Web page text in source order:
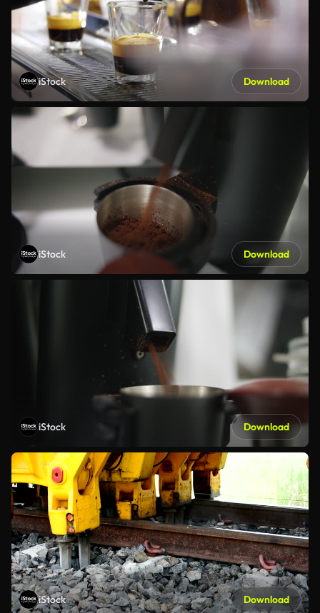
iStock Download
iStock Download
iStock Download
iStock Download